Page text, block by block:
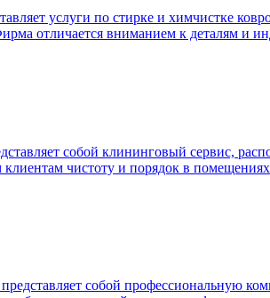
услуги по стирке и химчистке
отличается вниманием к деталям и
собой клининговый сервис,
чистоту и порядок в
собой профессиональную